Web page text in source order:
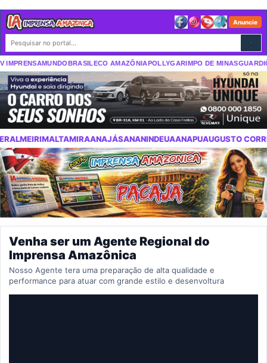
Anuncie
MUNDOBRASILECO AMAZÔNIAPOLLYGARIMPO DE MINAS
ANAJÁSANANINDEUAANAPUAUGUSTO CORRÊAAURORA DO
Venha ser um Agente Regional do
Imprensa Amazônica
Nosso Agente tera uma preparação de alta qualidade e
performance para atuar com grande estilo e desenvoltura